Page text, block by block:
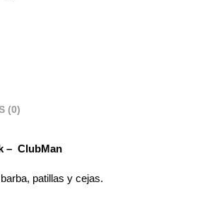
(0)
– ClubMan
patillas y cejas.